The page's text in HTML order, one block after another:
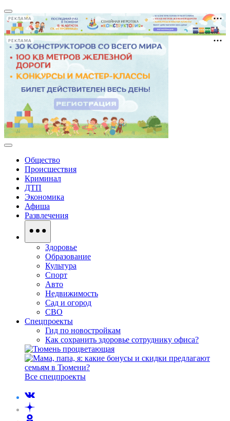
РЕКЛАМА
РЕКЛАМА
Общество
Происшествия
Криминал
ДТП
Экономика
Афиша
Развлечения
Здоровье
Образование
Культура
Спорт
Авто
Недвижимость
Сад и огород
СВО
Спецпроекты
Гид по новостройкам
Как сохранить здоровье сотруднику офиса?
Все спецпроекты